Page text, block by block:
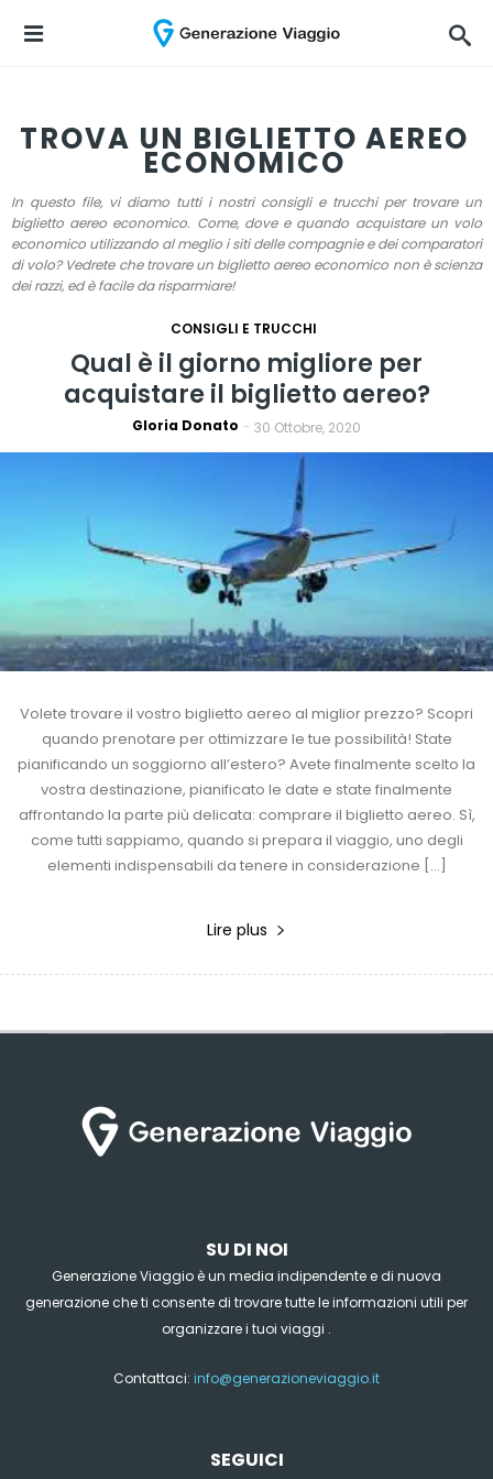
TROVA UN BIGLIETTO AEREO
ECONOMICO
In questo file, vi diamo tutti i nostri consigli e trucchi per trovare un
biglietto aereo economico. Come, dove e quando acquistare un volo
economico utilizzando al meglio i siti delle compagnie e dei comparatori
di volo? Vedrete che trovare un biglietto aereo economico non è scienza
dei razzi, ed è facile da risparmiare!
CONSIGLI E TRUCCHI
Qual è il giorno migliore per
acquistare il biglietto aereo?
Gloria Donato - 30 Ottobre, 2020
Volete trovare il vostro biglietto aereo al miglior prezzo? Scopri
quando prenotare per ottimizzare le tue possibilità! State
pianificando un soggiorno all’estero? Avete finalmente scelto la
vostra destinazione, pianificato le date e state finalmente
affrontando la parte più delicata: comprare il biglietto aereo. Sì,
come tutti sappiamo, quando si prepara il viaggio, uno degli
elementi indispensabili da tenere in considerazione […]
Lire plus
SU DI NOI
Generazione Viaggio è un media indipendente e di nuova
generazione che ti consente di trovare tutte le informazioni utili per
organizzare i tuoi viaggi .
Contattaci: info@generazioneviaggio.it
SEGUICI